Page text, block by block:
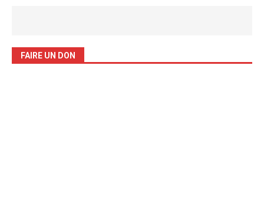
FAIRE UN DON